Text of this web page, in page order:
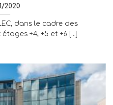
2020
dans le cadre des
+4, +5 et +6 [...]